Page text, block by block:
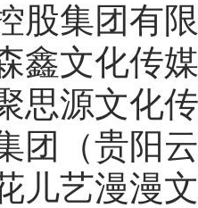
股集团有
鑫文化传
思源文化
团（贵阳
儿艺漫漫